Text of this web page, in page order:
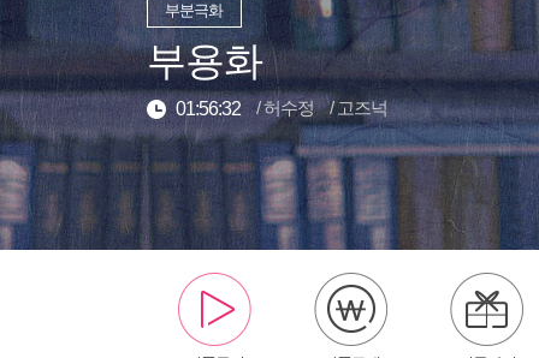
부분극화
부용화
01:56:32 /허수정 /고즈넉